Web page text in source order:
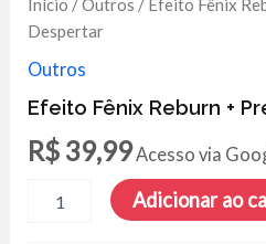
Despertar
Outros
Efeito Fênix Reburn +
R$ 39,99Acesso via
Fênix
Adicionar ao